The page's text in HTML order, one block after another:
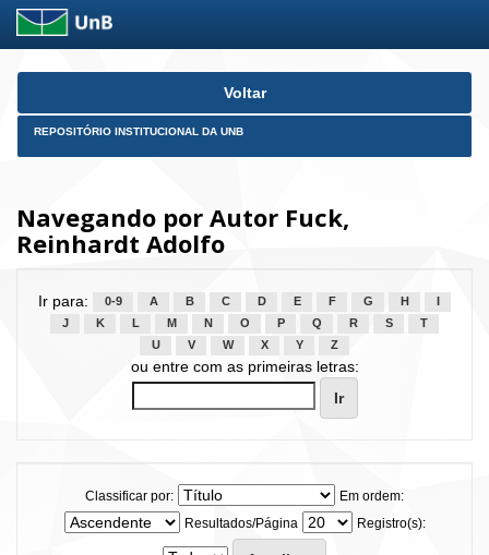
Skip
Voltar
REPOSITÓRIO INSTITUCIONAL DA UNB
Navegando por Autor Fuck,
Reinhardt Adolfo
Ir para: 0-9 A B C D E F G H
J
K L M N O P Q R S
T
U
V W X Y Z
ou entre com as primeiras letras:
Classificar por:
Em ordem:
Resultados/Página
Registro(s):